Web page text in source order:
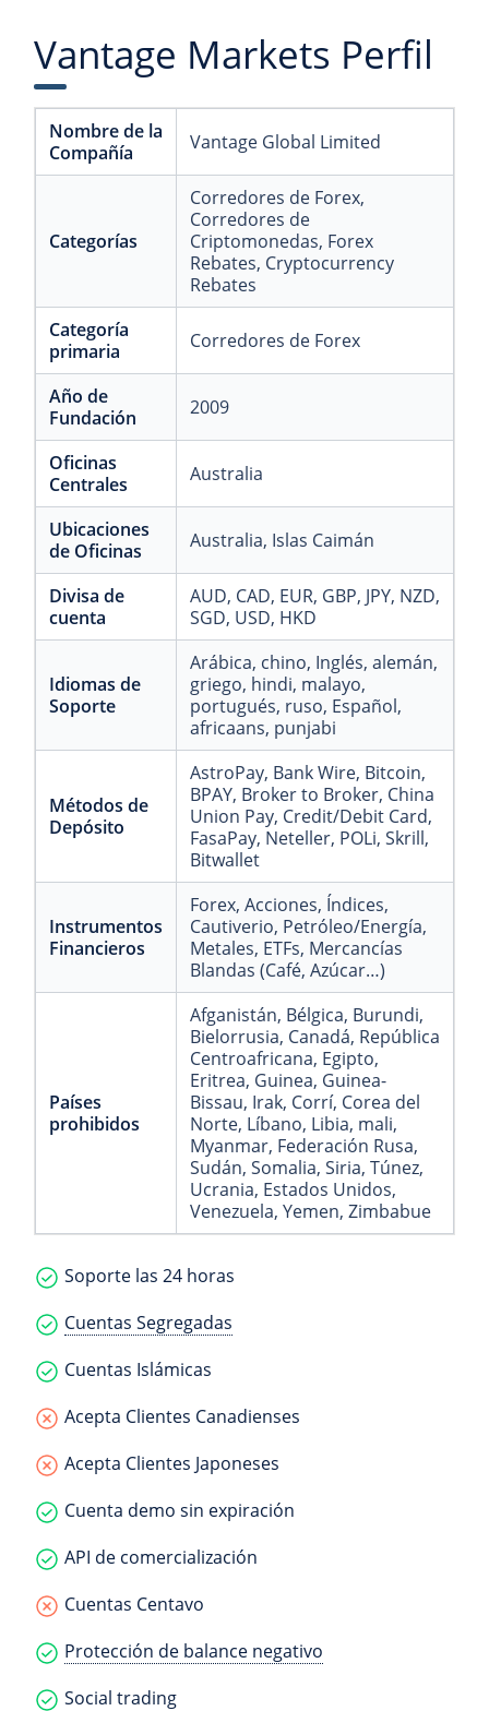
Vantage Markets Perfil
Nombre de la
Compañía
Vantage Global Limited
Categorías
Corredores de Forex,
Corredores de
Criptomonedas, Forex
Rebates, Cryptocurrency
Rebates
Categoría
primaria
Corredores de Forex
Año de
Fundación
2009
Oficinas
Centrales
Australia
Ubicaciones
de Oficinas
Australia, Islas Caimán
Divisa de
cuenta
AUD, CAD, EUR, GBP, JPY, NZD,
SGD, USD, HKD
Idiomas de
Soporte
Arábica, chino, Inglés, alemán,
griego, hindi, malayo,
portugués, ruso, Español,
africaans, punjabi
Métodos de
Depósito
AstroPay, Bank Wire, Bitcoin,
BPAY, Broker to Broker, China
Union Pay, Credit/Debit Card,
FasaPay, Neteller, POLi, Skrill,
Bitwallet
Instrumentos
Financieros
Forex, Acciones, Índices,
Cautiverio, Petróleo/Energía,
Metales, ETFs, Mercancías
Blandas (Café, Azúcar…)
Países
prohibidos
Afganistán, Bélgica, Burundi,
Bielorrusia, Canadá, República
Centroafricana, Egipto,
Eritrea, Guinea, Guinea-
Bissau, Irak, Corrí, Corea del
Norte, Líbano, Libia, mali,
Myanmar, Federación Rusa,
Sudán, Somalia, Siria, Túnez,
Ucrania, Estados Unidos,
Venezuela, Yemen, Zimbabue
Soporte las 24 horas
Cuentas Segregadas
Cuentas Islámicas
Acepta Clientes Canadienses
Acepta Clientes Japoneses
Cuenta demo sin expiración
API de comercialización
Cuentas Centavo
Protección de balance negativo
Social trading